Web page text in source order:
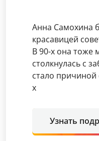
Анна Самохина
красавицей
В 90-х она тоже
столкнулась с
стало причиной
х
Узнать